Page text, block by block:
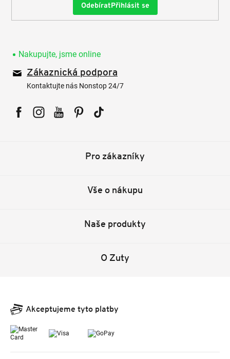
Přihlásit se
Nakupujte, jsme online
Zákaznická podpora
Kontaktujte nás Nonstop 24/7
Pro zákazníky
Vše o nákupu
Naše produkty
O Zuty
Akceptujeme tyto platby